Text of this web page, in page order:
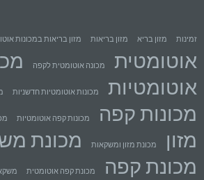
זמינות מזון בריא מזון בריאות מזון בריאות במכונות
אוטומטית
מכונה אוטומטית לקפה
אוטומטיות
מכונות אוטומטיות חדשניות
מכונות קפה מכונות קפה אוטומטיות
מזון
מכונת מזון ומשקאות
מכונת
מכונת קפה
מכונת קפה אוטומטית